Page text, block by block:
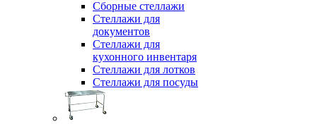
Сборные стеллажи
Стеллажи для
документов
Стеллажи для
кухонного инвентаря
Стеллажи для лотков
Стеллажи для посуды